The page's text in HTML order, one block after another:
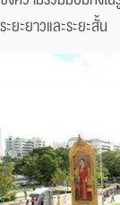
ระยะยาวและระยะสั้น